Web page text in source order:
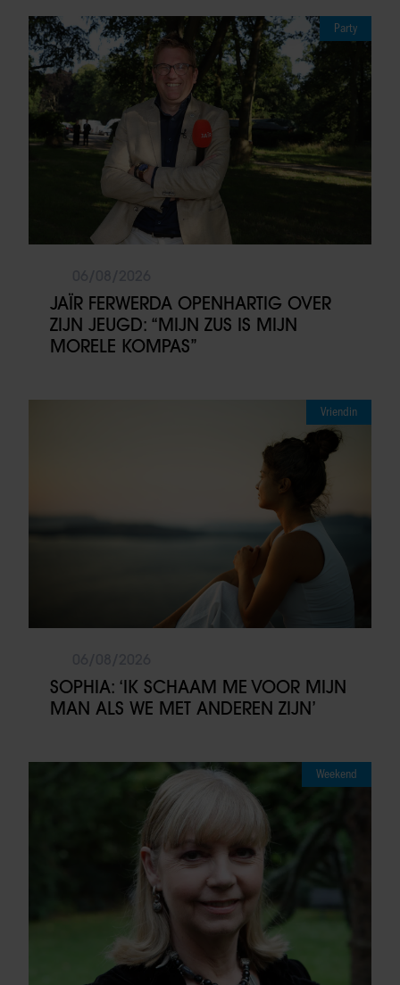
Party
JAÏR FERWERDA OPENHARTIG OVER
ZIJN JEUGD: “MIJN ZUS IS MIJN
MORELE KOMPAS”
Vriendin
SOPHIA: ‘IK SCHAAM ME VOOR MIJN
MAN ALS WE MET ANDEREN ZIJN’
Weekend